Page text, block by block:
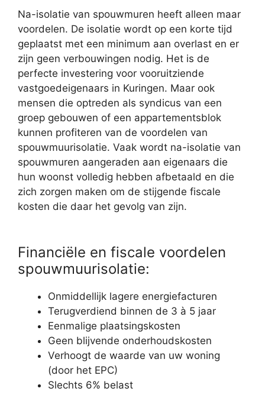
Na-isolatie van spouwmuren heeft alleen maar
voordelen. De isolatie wordt op een korte tijd
geplaatst met een minimum aan overlast en er
zijn geen verbouwingen nodig. Het is de
perfecte investering voor vooruitziende
vastgoedeigenaars in Kuringen. Maar ook
mensen die optreden als syndicus van een
groep gebouwen of een appartementsblok
kunnen profiteren van de voordelen van
spouwmuurisolatie. Vaak wordt na-isolatie van
spouwmuren aangeraden aan eigenaars die
hun woonst volledig hebben afbetaald en die
zich zorgen maken om de stijgende fiscale
kosten die daar het gevolg van zijn.
Financiële en fiscale voordelen
spouwmuurisolatie:
Onmiddellijk lagere energiefacturen
Terugverdiend binnen de 3 à 5 jaar
Eenmalige plaatsingskosten
Geen blijvende onderhoudskosten
Verhoogt de waarde van uw woning
(door het EPC)
Slechts 6% belast